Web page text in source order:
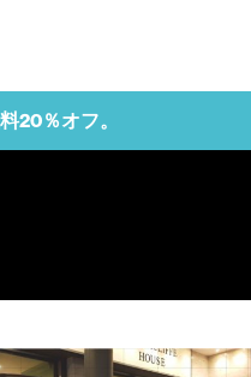
20％オフ。